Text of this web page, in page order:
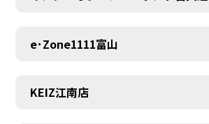
e･Zone1111富山
KEIZ江南店